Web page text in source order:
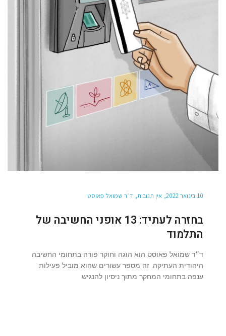
10 בינואר 2022 אין תגובות ד״ר שמואל פאוסט
בחזרה לעתיד: 13 אופני החשיבה של
התלמוד
ד״ר שמואל פאוסט הוא הוגה וחוקר פורה בתחומי החשיבה
היהודית העתיקה. זה מספר עשורים שהוא מוביל פעילות
ענפה בתחומי המחקר מתוך ניסיון להנגיש